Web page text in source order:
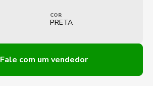
COR
PRETA
Fale com um vendedor